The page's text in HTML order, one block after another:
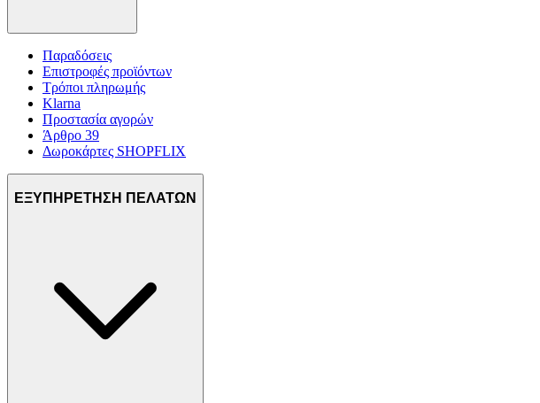
Παραδόσεις
Επιστροφές προϊόντων
Τρόποι πληρωμής
Klarna
Προστασία αγορών
Άρθρο 39
Δωροκάρτες SHOPFLIX
ΕΞΥΠΗΡΕΤΗΣΗ ΠΕΛΑΤΩΝ